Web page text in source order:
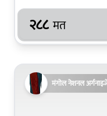
२८८ मत
मंगोल नेशनल